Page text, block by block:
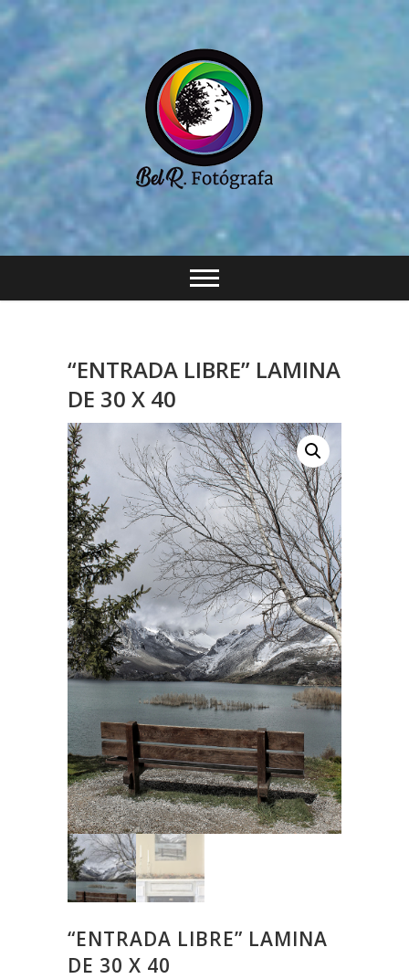
Saltar
al
“ENTRADA LIBRE” LAMINA
DE 30 X 40
“ENTRADA LIBRE” LAMINA
DE 30 X 40